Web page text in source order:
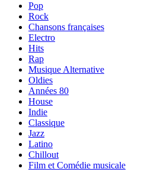
Pop
Rock
Chansons françaises
Electro
Hits
Rap
Musique Alternative
Oldies
Années 80
House
Indie
Classique
Jazz
Latino
Chillout
Film et Comédie musicale